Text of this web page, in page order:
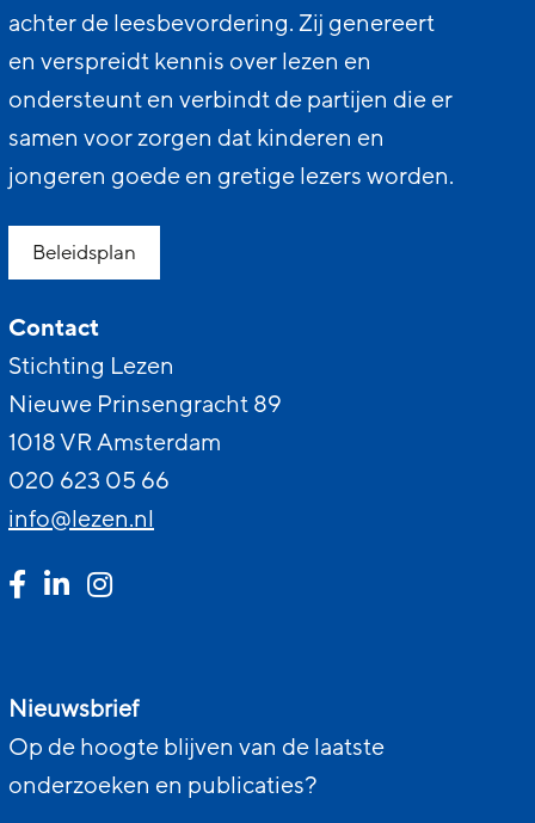
achter de leesbevordering. Zij genereert
en verspreidt kennis over lezen en
ondersteunt en verbindt de partijen die er
samen voor zorgen dat kinderen en
jongeren goede en gretige lezers worden.
Beleidsplan
Contact
Stichting Lezen
Nieuwe Prinsengracht 89
1018 VR Amsterdam
020 623 05 66
info@lezen.nl
Nieuwsbrief
Op de hoogte blijven van de laatste
onderzoeken en publicaties?